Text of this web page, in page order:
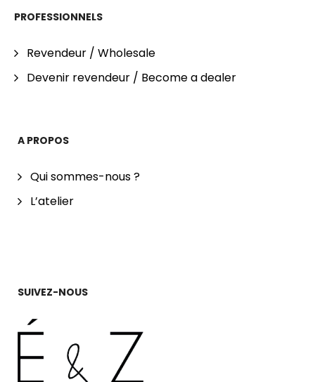
PROFESSIONNELS
Revendeur / Wholesale
Devenir revendeur / Become a dealer
A PROPOS
Qui sommes-nous ?
L’atelier
SUIVEZ-NOUS